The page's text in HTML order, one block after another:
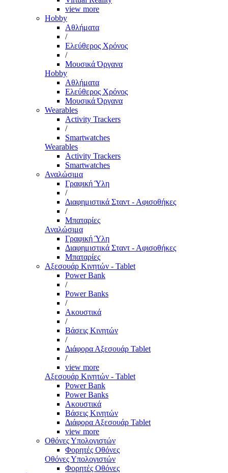
view more
Hobby
Αθλήματα
/
Ελεύθερος Χρόνος
/
Μουσικά Όργανα
Hobby
Αθλήματα
Ελεύθερος Χρόνος
Μουσικά Όργανα
Wearables
Activity Trackers
/
Smartwatches
Wearables
Activity Trackers
Smartwatches
Αναλώσιμα
Γραφική Ύλη
/
Διαφημιστικά Σταντ - Αφισοθήκες
/
Μπαταρίες
Αναλώσιμα
Γραφική Ύλη
Διαφημιστικά Σταντ - Αφισοθήκες
Μπαταρίες
Αξεσουάρ Κινητών - Tablet
Power Bank
/
Power Banks
/
Ακουστικά
/
Βάσεις Κινητών
/
Διάφορα Αξεσουάρ Tablet
/
view more
Αξεσουάρ Κινητών - Tablet
Power Bank
Power Banks
Ακουστικά
Βάσεις Κινητών
Διάφορα Αξεσουάρ Tablet
view more
Οθόνες Υπολογιστών
Φορητές Οθόνες
Οθόνες Υπολογιστών
Φορητές Οθόνες